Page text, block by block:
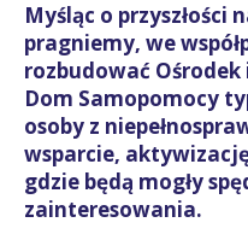
Myśląc o przyszłości
pragniemy, we
rozbudować
Dom Samopomocy
osoby z
wsparcie,
gdzie będą mogły
zainteresowania.